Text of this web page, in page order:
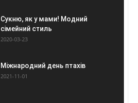
Сукню, як у мами! Модний
сімейний стиль
2020-03-23
Міжнародний день птахів
2021-11-01